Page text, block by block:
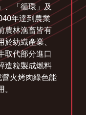
、「循環」及
年達到農業
農林漁畜皆有
於紡織產業、
取代部分進口
造粒製成燃料
火烤肉綠色能